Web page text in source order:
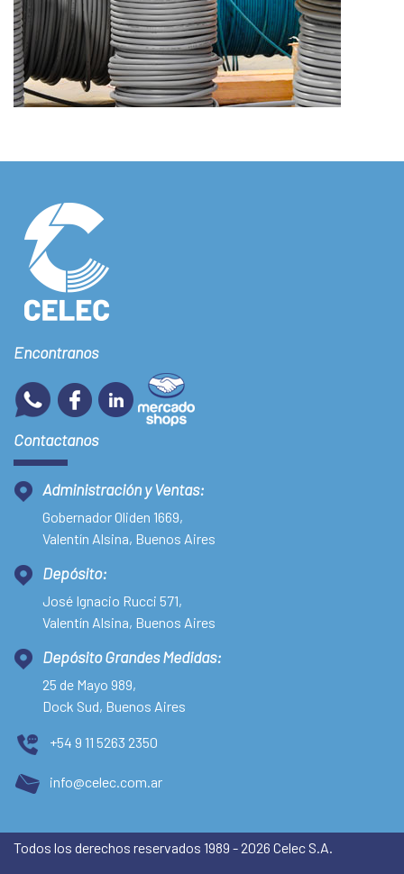
Encontranos
Contactanos
Administración y Ventas:
Gobernador Oliden 1669,
Valentín Alsina, Buenos Aires
Depósito:
José Ignacio Rucci 571,
Valentín Alsina, Buenos Aires
Depósito Grandes Medidas:
25 de Mayo 989,
Dock Sud, Buenos Aires
+54 9 11 5263 2350
info@celec.com.ar
Todos los derechos reservados 1989 - 2026 Celec S.A.